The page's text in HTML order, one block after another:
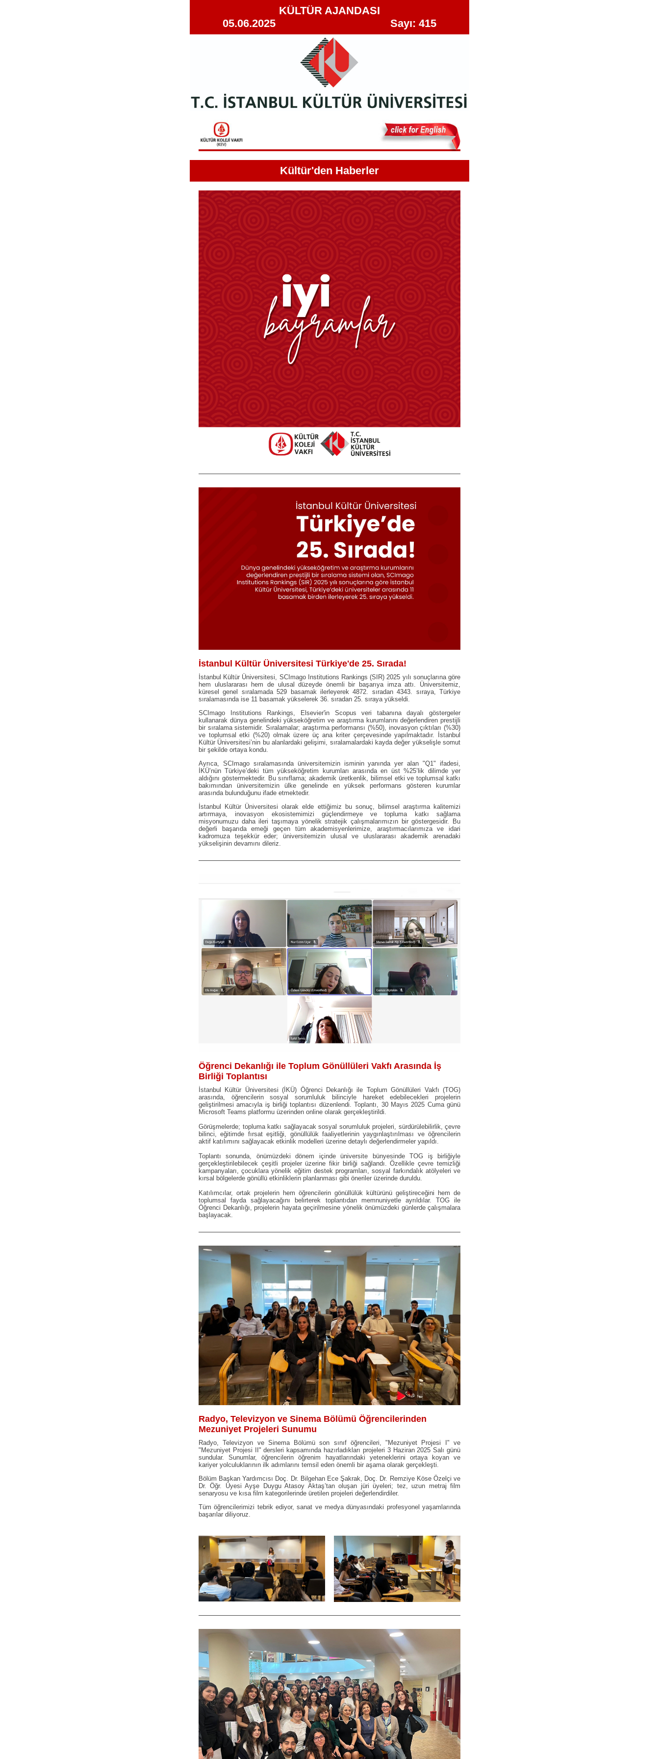
KÜLTÜR AJANDASI
05.06.2025 Sayı: 415
Kültür'den Haberler
İstanbul Kültür Üniversitesi Türkiye'de 25. Sırada!
İstanbul Kültür Üniversitesi, SCImago Institutions Rankings (SIR) 2025 yılı sonuçlarına göre
hem uluslararası hem de ulusal düzeyde önemli bir başarıya imza attı. Üniversitemiz,
küresel genel sıralamada 529 basamak ilerleyerek 4872. sıradan 4343. sıraya, Türkiye
sıralamasında ise 11 basamak yükselerek 36. sıradan 25. sıraya yükseldi.
SCImago Institutions Rankings, Elsevier'in Scopus veri tabanına dayalı göstergeler
kullanarak dünya genelindeki yükseköğretim ve araştırma kurumlarını değerlendiren prestijli
bir sıralama sistemidir. Sıralamalar; araştırma performansı (%50), inovasyon çıktıları (%30)
ve toplumsal etki (%20) olmak üzere üç ana kriter çerçevesinde yapılmaktadır. İstanbul
Kültür Üniversitesi’nin bu alanlardaki gelişimi, sıralamalardaki kayda değer yükselişle somut
bir şekilde ortaya kondu.
Ayrıca, SCImago sıralamasında üniversitemizin isminin yanında yer alan "Q1" ifadesi,
İKÜ’nün Türkiye’deki tüm yükseköğretim kurumları arasında en üst %25’lik dilimde yer
aldığını göstermektedir. Bu sınıflama; akademik üretkenlik, bilimsel etki ve toplumsal katkı
bakımından üniversitemizin ülke genelinde en yüksek performans gösteren kurumlar
arasında bulunduğunu ifade etmektedir.
İstanbul Kültür Üniversitesi olarak elde ettiğimiz bu sonuç, bilimsel araştırma kalitemizi
artırmaya, inovasyon ekosistemimizi güçlendirmeye ve topluma katkı sağlama
misyonumuzu daha ileri taşımaya yönelik stratejik çalışmalarımızın bir göstergesidir. Bu
değerli başarıda emeği geçen tüm akademisyenlerimize, araştırmacılarımıza ve idari
kadromuza teşekkür eder; üniversitemizin ulusal ve uluslararası akademik arenadaki
yükselişinin devamını dileriz.
Öğrenci Dekanlığı ile Toplum Gönüllüleri Vakfı Arasında İş
Birliği Toplantısı
İstanbul Kültür Üniversitesi (İKÜ) Öğrenci Dekanlığı ile Toplum Gönüllüleri Vakfı (TOG)
arasında, öğrencilerin sosyal sorumluluk bilinciyle hareket edebilecekleri projelerin
geliştirilmesi amacıyla iş birliği toplantısı düzenlendi. Toplantı, 30 Mayıs 2025 Cuma günü
Microsoft Teams platformu üzerinden online olarak gerçekleştirildi.
Görüşmelerde; topluma katkı sağlayacak sosyal sorumluluk projeleri, sürdürülebilirlik, çevre
bilinci, eğitimde fırsat eşitliği, gönüllülük faaliyetlerinin yaygınlaştırılması ve öğrencilerin
aktif katılımını sağlayacak etkinlik modelleri üzerine detaylı değerlendirmeler yapıldı.
Toplantı sonunda, önümüzdeki dönem içinde üniversite bünyesinde TOG iş birliğiyle
gerçekleştirilebilecek çeşitli projeler üzerine fikir birliği sağlandı. Özellikle çevre temizliği
kampanyaları, çocuklara yönelik eğitim destek programları, sosyal farkındalık atölyeleri ve
kırsal bölgelerde gönüllü etkinliklerin planlanması gibi öneriler üzerinde duruldu.
Katılımcılar, ortak projelerin hem öğrencilerin gönüllülük kültürünü geliştireceğini hem de
toplumsal fayda sağlayacağını belirterek toplantıdan memnuniyetle ayrıldılar. TOG ile
Öğrenci Dekanlığı, projelerin hayata geçirilmesine yönelik önümüzdeki günlerde çalışmalara
başlayacak.
Radyo, Televizyon ve Sinema Bölümü Öğrencilerinden
Mezuniyet Projeleri Sunumu
Radyo, Televizyon ve Sinema Bölümü son sınıf öğrencileri, "Mezuniyet Projesi I" ve
"Mezuniyet Projesi II" dersleri kapsamında hazırladıkları projeleri 3 Haziran 2025 Salı günü
sundular. Sunumlar, öğrencilerin öğrenim hayatlarındaki yeteneklerini ortaya koyan ve
kariyer yolculuklarının ilk adımlarını temsil eden önemli bir aşama olarak gerçekleşti.
Bölüm Başkan Yardımcısı Doç. Dr. Bilgehan Ece Şakrak, Doç. Dr. Remziye Köse Özelçi ve
Dr. Öğr. Üyesi Ayşe Duygu Atasoy Aktaş’tan oluşan jüri üyeleri; tez, uzun metraj film
senaryosu ve kısa film kategorilerinde üretilen projeleri değerlendirdiler.
Tüm öğrencilerimizi tebrik ediyor, sanat ve medya dünyasındaki profesyonel yaşamlarında
başarılar diliyoruz.